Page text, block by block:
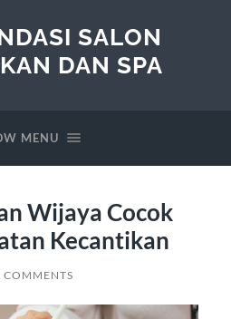
SALON
DAN SPA
MENU
Wijaya Cocok
Kecantikan
COMMENTS